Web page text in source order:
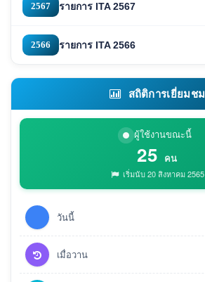
2567 รายการ ITA 2567
2566 รายการ ITA 2566
สถิติการเยี่ยมชม
ผู้ใช้งานขณะนี้
25 คน
เริ่มนับ 20 สิงหาคม 2565
วันนี้
เมื่อวาน